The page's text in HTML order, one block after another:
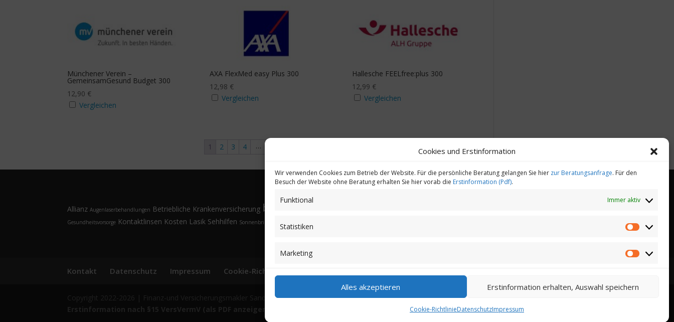
Cookies und Erstinformation
Wir verwenden Cookies zum Betrieb der Website. Für die persönliche Beratung gelangen Sie hier zur Beratungsanfrage. Für den
Besuch der Website ohne Beratung erhalten Sie hier vorab die Erstinformation (Pdf).
Funktional Immer aktiv
Statistiken
Statistiken
Marketing
Marketing
Alles akzeptieren Erstinformation erhalten, Auswahl speichern
Cookie-RichtlinieDatenschutzImpressum
Münchener Verein –
GemeinsamGesund Budget 300
12,90 €
Vergleichen
AXA FlexMed easy Plus 300
12,98 €
Vergleichen
Hallesche FEELfree:plus 300
12,99 €
Vergleichen
1 2 3 4 …
Allianz Augenlaserbehandlungen Betriebliche Krankenversicherung bkV
Gesundheitsvorsorge Kontaktlinsen Kosten Lasik Sehhilfen Sonnenbrille Tarifvergleich
Kontakt Datenschutz Impressum Cookie-Richtlinie (EU)
Copyright 2022-2026 | Finanz-und Versicherungsmakler Sander GmbH | Alle Rechte vorbehalten